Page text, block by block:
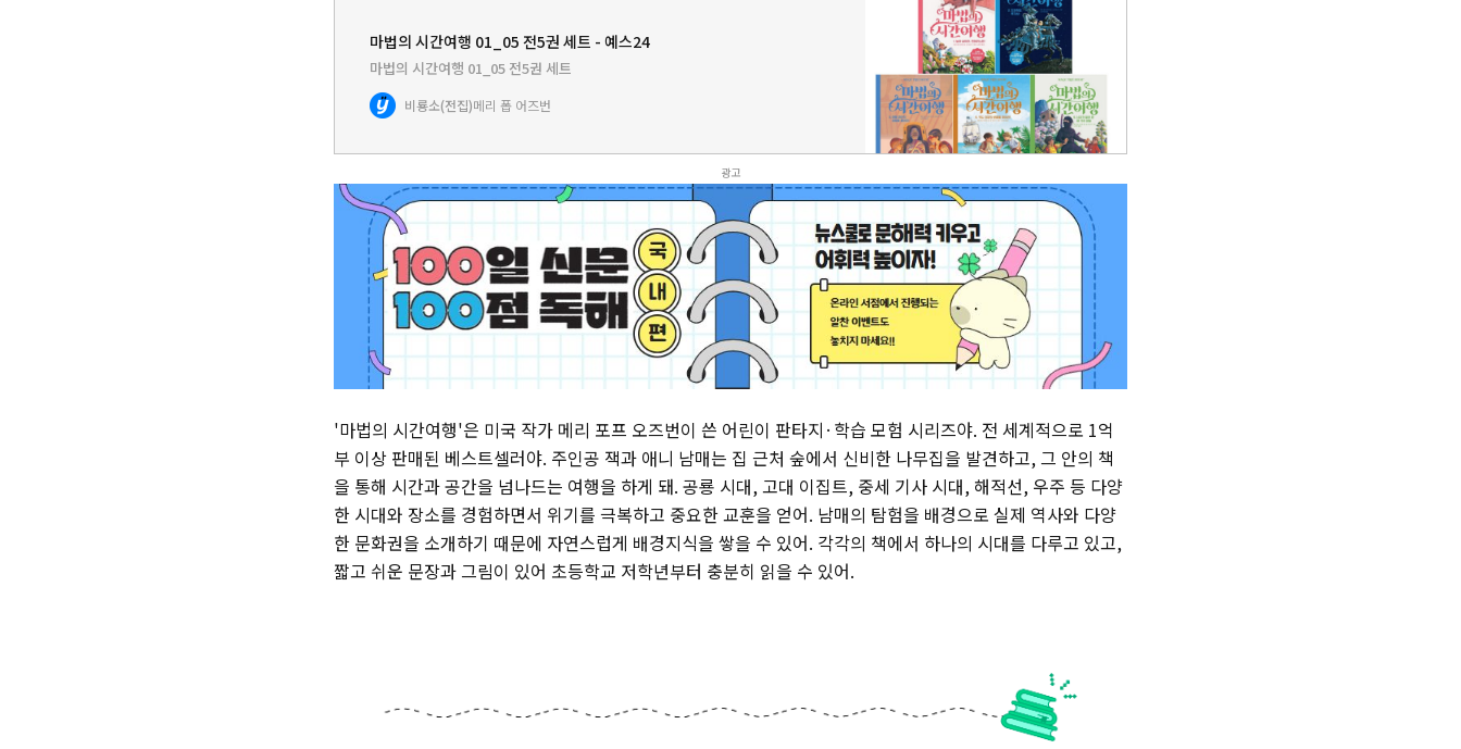
마법의 시간여행 01_05 전5권 세트 - 예스24
마법의 시간여행 01_05 전5권 세트
비룡소(전집)메리 폽 어즈번
광고
'마법의 시간여행'은 미국 작가 메리 포프 오즈번이 쓴 어린이 판타지·학습 모험 시리즈야. 전 세계적으로 1억
부 이상 판매된 베스트셀러야. 주인공 잭과 애니 남매는 집 근처 숲에서 신비한 나무집을 발견하고, 그 안의 책
을 통해 시간과 공간을 넘나드는 여행을 하게 돼. 공룡 시대, 고대 이집트, 중세 기사 시대, 해적선, 우주 등 다양
한 시대와 장소를 경험하면서 위기를 극복하고 중요한 교훈을 얻어. 남매의 탐험을 배경으로 실제 역사와 다양
한 문화권을 소개하기 때문에 자연스럽게 배경지식을 쌓을 수 있어. 각각의 책에서 하나의 시대를 다루고 있고,
짧고 쉬운 문장과 그림이 있어 초등학교 저학년부터 충분히 읽을 수 있어.